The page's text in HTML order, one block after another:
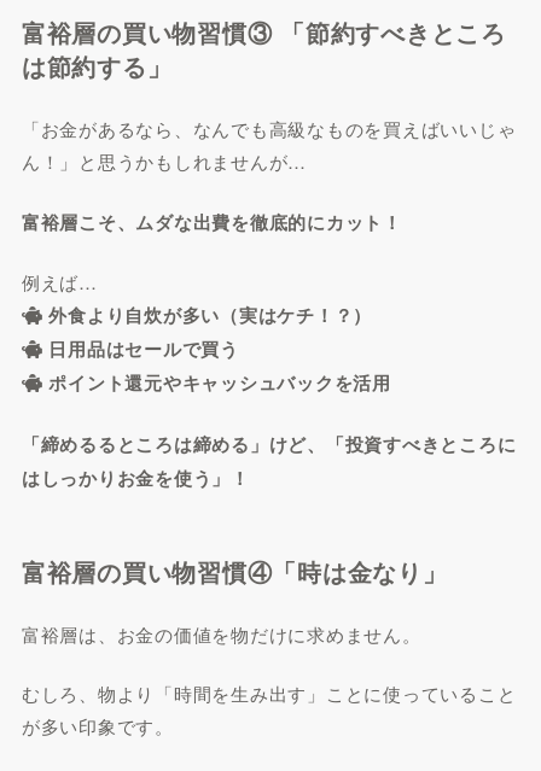
富裕層の買い物習慣③ 「節約すべきところ
は節約する」
「お金があるなら、なんでも高級なものを買えばいいじゃ
ん！」と思うかもしれませんが…
富裕層こそ、ムダな出費を徹底的にカット！
例えば…
外食より自炊が多い（実はケチ！？）
日用品はセールで買う
ポイント還元やキャッシュバックを活用
「締めるるところは締める」けど、「投資すべきところに
はしっかりお金を使う」！
富裕層の買い物習慣④「時は金なり」
富裕層は、お金の価値を物だけに求めません。
むしろ、物より「時間を生み出す」ことに使っていること
が多い印象です。